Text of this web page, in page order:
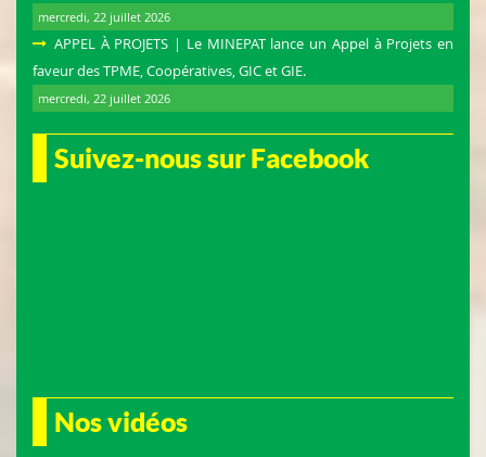
mercredi, 22 juillet 2026
APPEL À PROJETS | Le MINEPAT lance un Appel à Projets en
faveur des TPME, Coopératives, GIC et GIE.
mercredi, 22 juillet 2026
Suivez-nous sur Facebook
Nos vidéos